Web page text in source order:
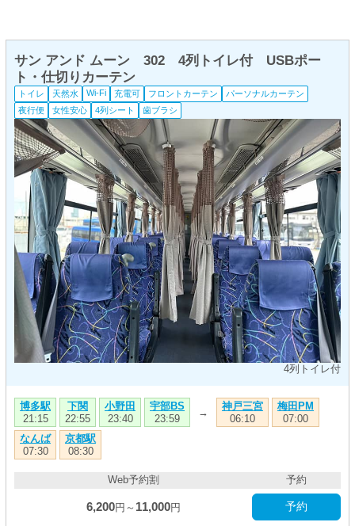
4列トイレ付
サン アンド ムーン 302 4列トイレ付 USBポー
ト・仕切りカーテン
トイレ 天然水 Wi-Fi 充電可 フロントカーテン
パーソナルカーテン
夜行便
女性安心 4列シート 歯ブラシ
博多駅
21:15
下関
22:55
小野田
23:40
宇部BS
23:59
→
神戸三宮
06:10
梅田PM
07:00
なんば
07:30
京都駅
08:30
Web予約割
6,200円～ 11,000円
予約
予約